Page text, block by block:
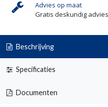
Advies op maat
Gratis deskundig
Beschrijving
Specificaties
Documenten